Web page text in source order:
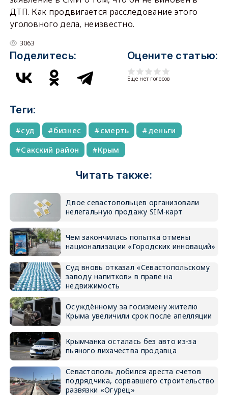
ДТП. Как продвигается расследование этого
уголовного дела, неизвестно.
3063
Поделитесь: Оцените статью:
Еще нет голосов
Теги:
суд бизнес смерть
деньги
Сакский район
Крым
Читать также:
Двое севастопольцев организовали
нелегальную продажу SIM-карт
Чем закончилась попытка отмены
национализации «Городских инноваций»
Суд вновь отказал «Севастопольскому
заводу напитков» в праве на
недвижимость
Осуждённому за госизмену жителю
Крыма увеличили срок после апелляции
Крымчанка осталась без авто из-за
пьяного лихачества продавца
Севастополь добился ареста счетов
подрядчика, сорвавшего строительство
развязки «Огурец»